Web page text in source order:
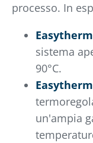
processo. In
Easytherm
sistema
90°C.
Easytherm
un'ampia